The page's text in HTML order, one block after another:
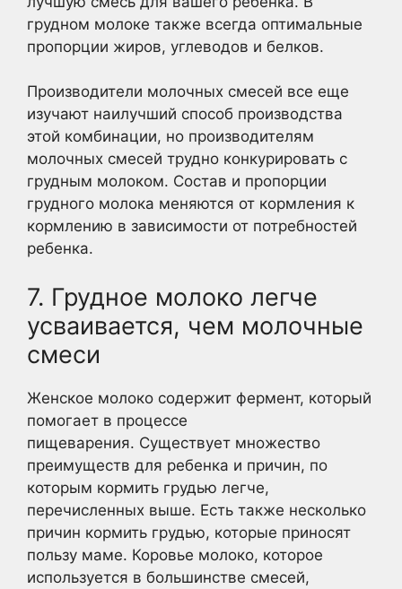
грудном молоке также всегда оптимальные
пропорции жиров, углеводов и белков.
Производители молочных смесей все еще
изучают наилучший способ производства
этой комбинации, но производителям
молочных смесей трудно конкурировать с
грудным молоком. Состав и пропорции
грудного молока меняются от кормления к
кормлению в зависимости от потребностей
ребенка.
7. Грудное молоко легче
усваивается, чем молочные
смеси
Женское молоко содержит фермент, который
помогает в процессе
пищеварения. Существует множество
преимуществ для ребенка и причин, по
которым кормить грудью легче,
перечисленных выше. Есть также несколько
причин кормить грудью, которые приносят
пользу маме. Коровье молоко, которое
используется в большинстве смесей,